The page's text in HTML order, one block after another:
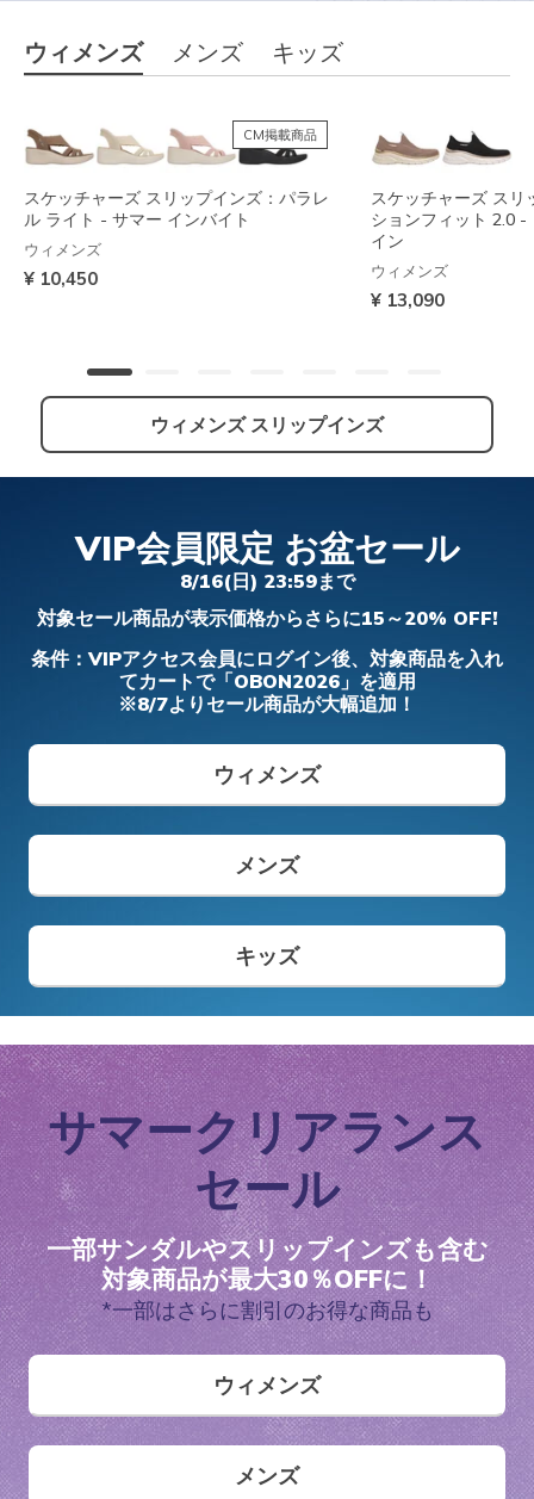
ウィメンズ メンズ キッズ
CM掲載商品
スケッチャーズ スリップインズ：パラレ
ル ライト - サマー インバイト
ウィメンズ
¥ 10,450
スケッチャーズ スリ
ションフィット 2.0 -
イン
ウィメンズ
¥ 13,090
ウィメンズ スリップインズ
スケッチャーズ スリップインズ：アーチ
フィット ディーライツ 330 - モダン レト
メンズ
¥ 19,690
スケッチャーズ スリ
メンズ スリップインズ
スケッチャーズ スリップインズ：コンツ
アーフォーム - コージーフィット
からの値引き
¥ 8,690から¥ 5,900
スケッチャーズ スリ
¥ 6,490
キッズ スリップインズ
VIP会員限定 お盆セール
8/16(日) 23:59まで
対象セール商品が表示価格からさらに15～20% OFF!
条件：VIPアクセス会員にログイン後、対象商品を入れ
てカートで「OBON2026」を適用
※8/7よりセール商品が大幅追加！
ウィメンズ
メンズ
キッズ
サマークリアランス
セール
一部サンダルやスリップインズも含む
対象商品が最大30％OFFに！
*一部はさらに割引のお得な商品も
ウィメンズ
メンズ